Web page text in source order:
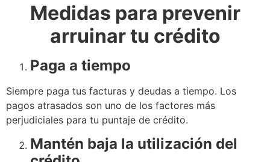
Medidas para prevenir
arruinar tu crédito
Paga a tiempo
Siempre paga tus facturas y deudas a tiempo. Los
pagos atrasados son uno de los factores más
perjudiciales para tu puntaje de crédito.
Mantén baja la utilización del